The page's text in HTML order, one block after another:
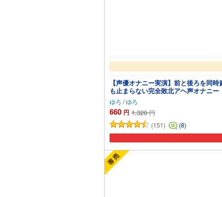
【声優オナニー実演】前と後ろを同
も止まらない完全敗北アヘ声オナニー
ゆろ /ゆろ
660 円 1,320 円
(151)
(8)